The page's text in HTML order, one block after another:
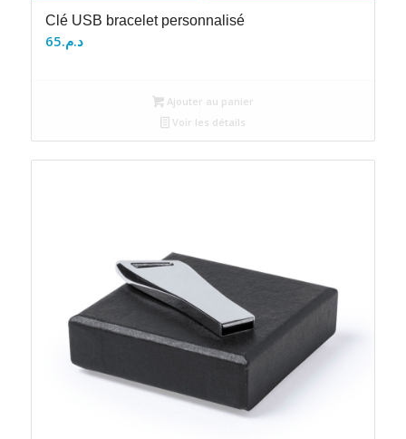
Clé USB bracelet personnalisé
د.م.65
Ajouter au panier
Voir les détails